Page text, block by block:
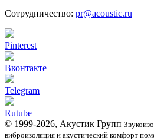
Сотрудничество: pr@acoustic.ru
Pinterest
Вконтакте
Telegram
Rutube
© 1999-2026, Акустик Групп
виброизоляция и акустический комфорт